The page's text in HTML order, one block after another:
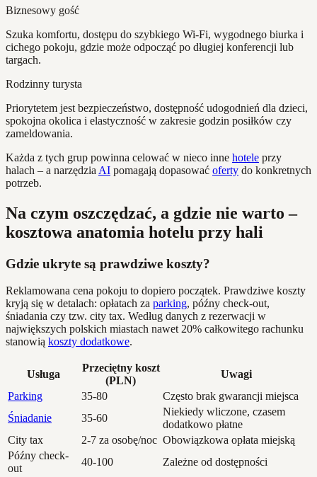
Biznesowy gość
Szuka komfortu, dostępu do szybkiego Wi-Fi, wygodnego biurka i
cichego pokoju, gdzie może odpocząć po długiej konferencji lub
targach.
Rodzinny turysta
Priorytetem jest bezpieczeństwo, dostępność udogodnień dla dzieci,
spokojna okolica i elastyczność w zakresie godzin posiłków czy
zameldowania.
Każda z tych grup powinna celować w nieco inne hotele przy
halach – a narzędzia AI pomagają dopasować oferty do konkretnych
potrzeb.
Na czym oszczędzać, a gdzie nie warto –
kosztowa anatomia hotelu przy hali
Gdzie ukryte są prawdziwe koszty?
Reklamowana cena pokoju to dopiero początek. Prawdziwe koszty
kryją się w detalach: opłatach za parking, późny check-out,
śniadania czy tzw. city tax. Według danych z rezerwacji w
największych polskich miastach nawet 20% całkowitego rachunku
stanowią koszty dodatkowe.
Usługa
Przeciętny koszt
(PLN)
Uwagi
Parking
35-80
Często brak gwarancji miejsca
Śniadanie
35-60
Niekiedy wliczone, czasem
dodatkowo płatne
City tax
2-7 za osobę/noc Obowiązkowa opłata miejską
Późny check-
out
40-100
Zależne od dostępności